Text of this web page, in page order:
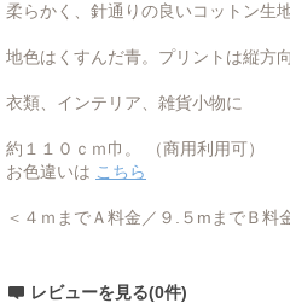
柔らかく、針通りの良いコットン生地
地色はくすんだ青。プリントは縦方向
衣類、インテリア、雑貨小物に
約１１０ｃｍ巾。 （商用利用可）
お色違いは こちら
＜４ｍまでＡ料金／９.５mまでＢ料
レビューを見る(0件)